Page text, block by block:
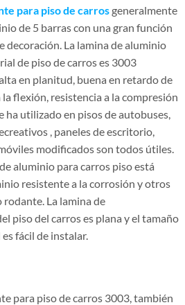
para piso de carros generalmente
de 5 barras con una gran función
decoración. La lamina de aluminio
de piso de carros es 3003
en planitud, buena en retardo de
flexión, resistencia a la compresión
ha utilizado en pisos de autobuses,
, paneles de escritorio,
modificados son todos útiles.
aluminio para carros piso está
resistente a la corrosión y otros
La lamina de
piso del carros es plana y el tamaño
fácil de instalar.
para piso de carros 3003, también